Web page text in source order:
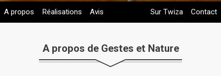
A propos Réalisations Avis Sur Twiza Contact
A propos de Gestes et Nature